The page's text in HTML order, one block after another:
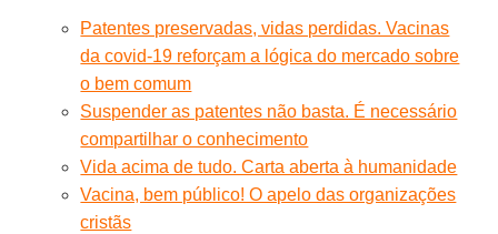
Patentes preservadas, vidas perdidas. Vacinas
da covid-19 reforçam a lógica do mercado sobre
o bem comum
Suspender as patentes não basta. É necessário
compartilhar o conhecimento
Vida acima de tudo. Carta aberta à humanidade
Vacina, bem público! O apelo das organizações
cristãs